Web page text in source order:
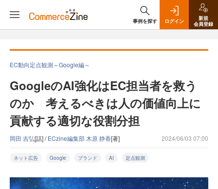
事例を探す ログイン
新規
会員登録
EC動向定点観測～Google編～
GoogleのAI強化はEC担当者を救う
のか 考えるべきは人の価値向上に
貢献する適切な役割分担
岡田 吉弘[話] /ECzine編集部 木原 静香[著] 2024/06/03 07:00
ネット広告 Google ブランド AI 定点観測